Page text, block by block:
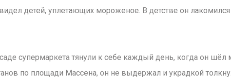
детей, уплетающих мороженое. В детстве он
супермаркета тянули к себе каждый день, когда он
по площади Массена, он не выдержал и украдкой